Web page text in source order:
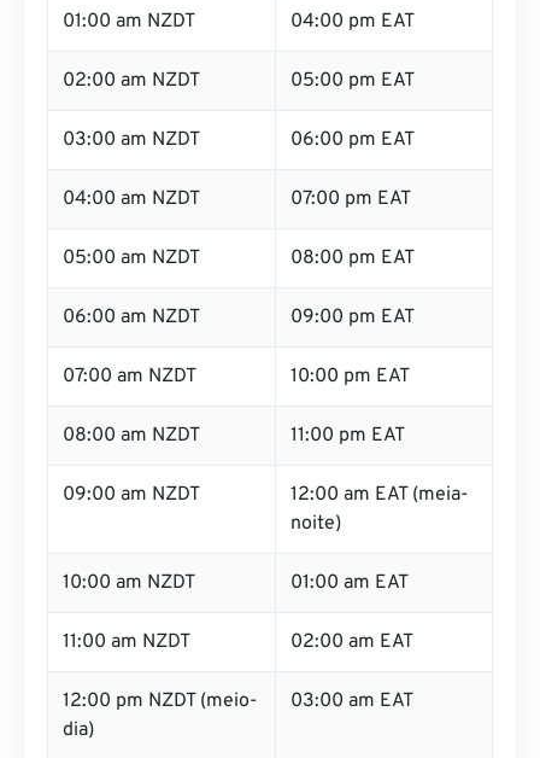
01:00 am NZDT 04:00 pm EAT
02:00 am NZDT 05:00 pm EAT
03:00 am NZDT 06:00 pm EAT
04:00 am NZDT 07:00 pm EAT
05:00 am NZDT 08:00 pm EAT
06:00 am NZDT 09:00 pm EAT
07:00 am NZDT 10:00 pm EAT
08:00 am NZDT 11:00 pm EAT
09:00 am NZDT
12:00 am EAT (meia-
noite)
10:00 am NZDT 01:00 am EAT
11:00 am NZDT 02:00 am EAT
12:00 pm NZDT (meio-
dia)
03:00 am EAT